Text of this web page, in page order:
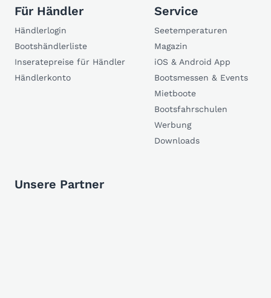
Für Händler
Händlerlogin
Bootshändlerliste
Inseratepreise für Händler
Händlerkonto
Service
Seetemperaturen
Magazin
iOS & Android App
Bootsmessen & Events
Mietboote
Bootsfahrschulen
Werbung
Downloads
Unsere Partner